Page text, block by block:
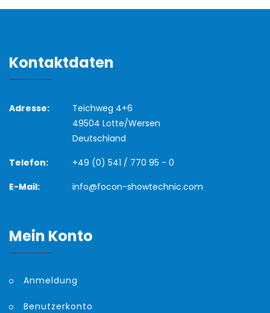
Kontaktdaten
Adresse:
Teichweg 4+6
49504 Lotte/Wersen
Deutschland
Telefon:
+49 (0) 541 / 770 95 - 0
E-Mail:
info@focon-showtechnic.com
Mein Konto
Anmeldung
Benutzerkonto